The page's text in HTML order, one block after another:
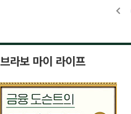
브라보 마이 라이프